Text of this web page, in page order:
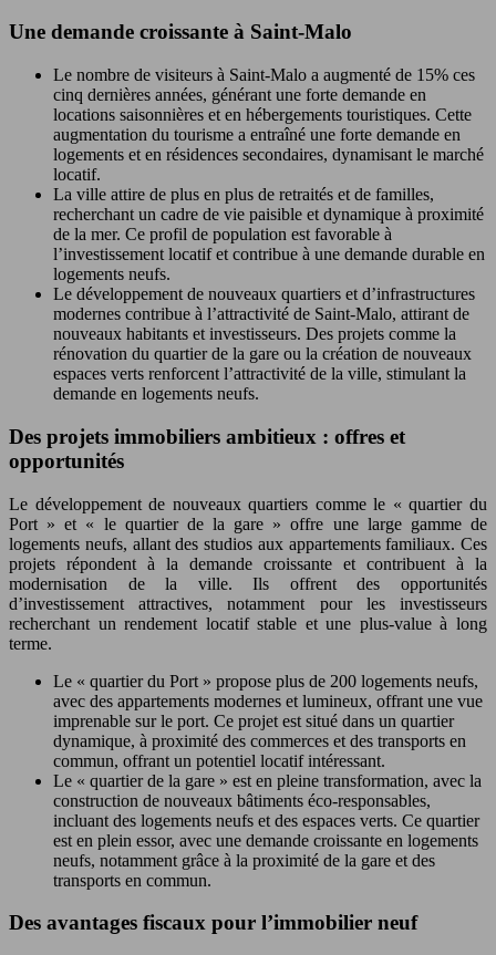
Une demande croissante à Saint-Malo
Le nombre de visiteurs à Saint-Malo a augmenté de 15% ces
cinq dernières années, générant une forte demande en
locations saisonnières et en hébergements touristiques. Cette
augmentation du tourisme a entraîné une forte demande en
logements et en résidences secondaires, dynamisant le marché
locatif.
La ville attire de plus en plus de retraités et de familles,
recherchant un cadre de vie paisible et dynamique à proximité
de la mer. Ce profil de population est favorable à
l’investissement locatif et contribue à une demande durable en
logements neufs.
Le développement de nouveaux quartiers et d’infrastructures
modernes contribue à l’attractivité de Saint-Malo, attirant de
nouveaux habitants et investisseurs. Des projets comme la
rénovation du quartier de la gare ou la création de nouveaux
espaces verts renforcent l’attractivité de la ville, stimulant la
demande en logements neufs.
Des projets immobiliers ambitieux : offres et
opportunités
Le développement de nouveaux quartiers comme le « quartier du
Port » et « le quartier de la gare » offre une large gamme de
logements neufs, allant des studios aux appartements familiaux. Ces
projets répondent à la demande croissante et contribuent à la
modernisation de la ville. Ils offrent des opportunités
d’investissement attractives, notamment pour les investisseurs
recherchant un rendement locatif stable et une plus-value à long
terme.
Le « quartier du Port » propose plus de 200 logements neufs,
avec des appartements modernes et lumineux, offrant une vue
imprenable sur le port. Ce projet est situé dans un quartier
dynamique, à proximité des commerces et des transports en
commun, offrant un potentiel locatif intéressant.
Le « quartier de la gare » est en pleine transformation, avec la
construction de nouveaux bâtiments éco-responsables,
incluant des logements neufs et des espaces verts. Ce quartier
est en plein essor, avec une demande croissante en logements
neufs, notamment grâce à la proximité de la gare et des
transports en commun.
Des avantages fiscaux pour l’immobilier neuf